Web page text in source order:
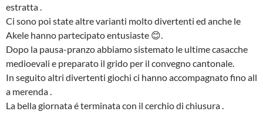
estratta .
Ci sono poi state altre varianti molto divertenti ed anche le
Akele hanno partecipato entusiaste 😊.
Dopo la pausa-pranzo abbiamo sistemato le ultime casacche
medioevali e preparato il grido per il convegno cantonale.
In seguito altri divertenti giochi ci hanno accompagnato fino all
a merenda .
La bella giornata é terminata con il cerchio di chiusura .